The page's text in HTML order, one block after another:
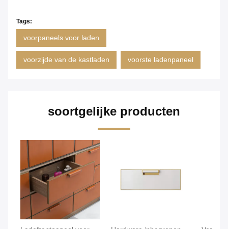
Tags:
voorpaneels voor laden
voorzijde van de kastladen voorste ladenpaneel
soortgelijke producten